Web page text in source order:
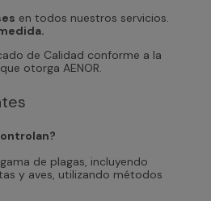
en todos nuestros servicios.
de Calidad conforme a la
otorga AENOR.
de plagas, incluyendo
y aves, utilizando métodos